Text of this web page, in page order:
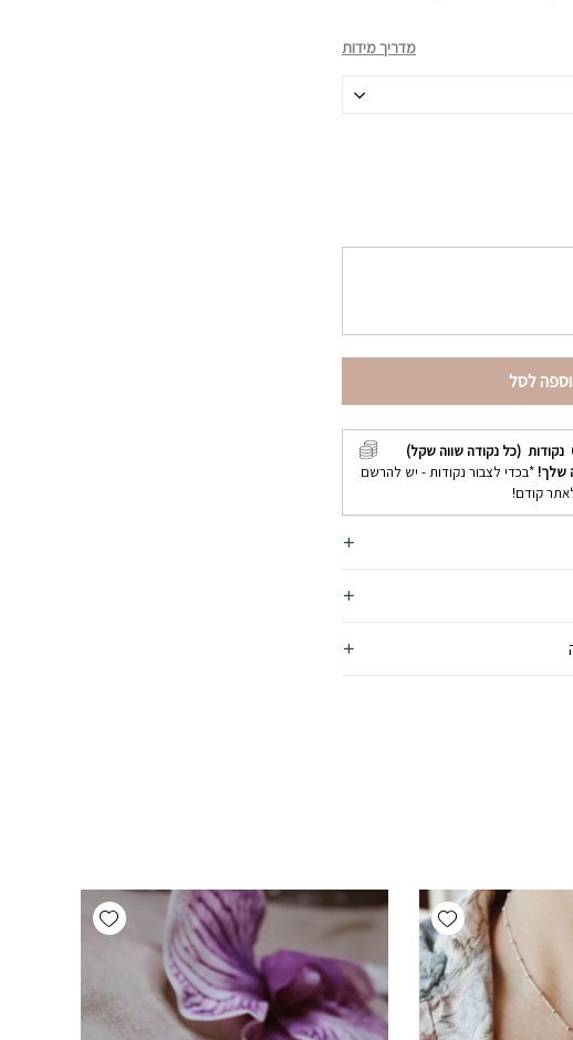
מדריך מידות
לסל
נקודות (כל נקודה שווה שקל)
שלך! *בכדי לצבור נקודות - יש להרשם
קודם!
Add wishlist
Add wishlist